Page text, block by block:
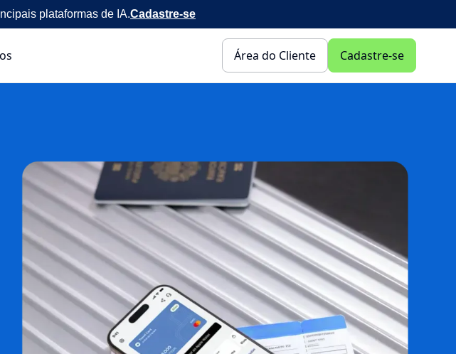
plataformas de IA.Cadastre-se
Área do Cliente Cadastre-se